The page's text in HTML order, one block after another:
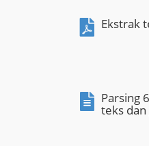
Ekstrak
Parsing
teks